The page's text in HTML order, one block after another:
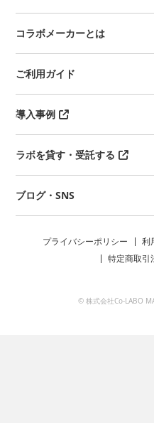
コラボメーカーとは
ご利用ガイド
導入事例
ラボを貸す・受託する
ブログ・SNS
プライバシーポリシー 利
特定商取引
© 株式会社Co-LABO